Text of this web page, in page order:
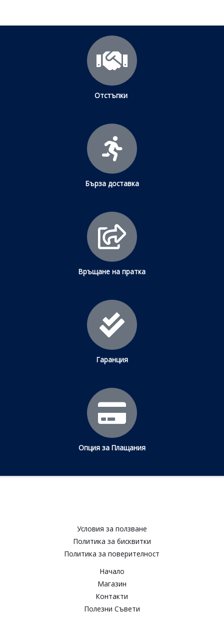
Отстъпки
Бърза доставка
Връщане на пратка
Гаранция
Опция за Плащания
Условия за ползване​
Политика за бисквитки​
Политика за поверителност​
Начало
Магазин
Контакти
Полезни Съвети